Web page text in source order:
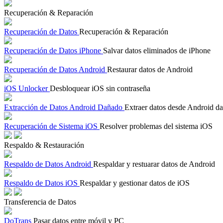
Recuperación & Reparación
Recuperación de Datos Recuperación & Reparación
Recuperación de Datos iPhone Salvar datos eliminados de iPhone
Recuperación de Datos Android Restaurar datos de Android
iOS Unlocker Desbloquear iOS sin contraseña
Extracción de Datos Android Dañado Extraer datos desde Android
Recuperación de Sistema iOS Resolver problemas del sistema iOS
Respaldo & Restauración
Respaldo de Datos Android Respaldar y restuarar datos de Android
Respaldo de Datos iOS Respaldar y gestionar datos de iOS
Transferencia de Datos
DoTrans Pasar datos entre móvil y PC